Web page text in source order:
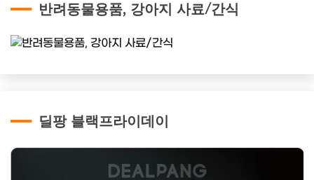
반려동물용품, 강아지 사료/간식
딜팡 블랙프라이데이